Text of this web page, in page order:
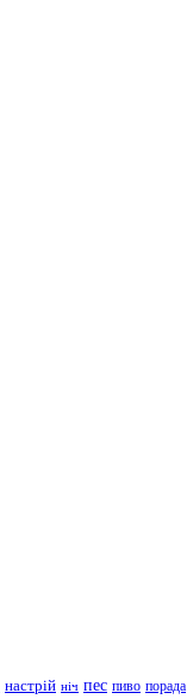
настрій ніч пес пиво порада